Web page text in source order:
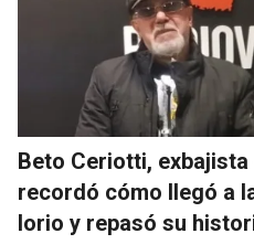
Beto Ceriotti,
recordó cómo llegó a
Iorio y repasó su